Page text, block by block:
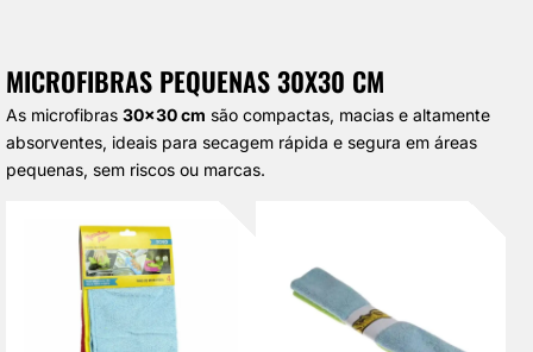
MODULARES
DE FAROL
MICROFIBRAS PEQUENAS 30X30 CM
As microfibras 30×30 cm são compactas, macias e altamente
absorventes, ideais para secagem rápida e segura em áreas
pequenas, sem riscos ou marcas.